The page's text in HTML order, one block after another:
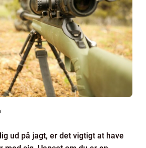
ud på jagt, er det vigtigt at have